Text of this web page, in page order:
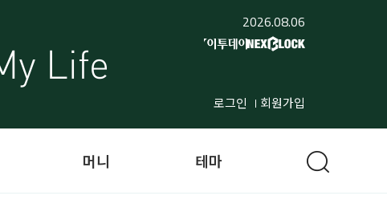
2026.08.06
로그인 회원가입
머니 테마